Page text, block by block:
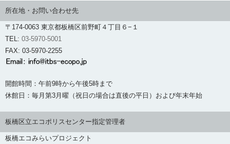
所在地・お問い合わせ先
〒174-0063 東京都板橋区前野町４丁目６−１
TEL: 03-5970-5001
FAX: 03-5970-2255
開館時間：午前9時から午後5時まで
休館日：毎月第3月曜（祝日の場合は直後の平日）および年末年始
板橋区立エコポリスセンター指定管理者
板橋エコみらいプロジェクト